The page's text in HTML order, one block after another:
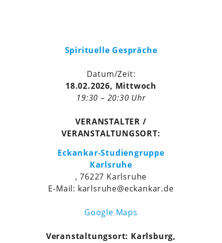
Spirituelle Gespräche
Datum/Zeit:
18.02.2026, Mittwoch
19:30 – 20:30 Uhr
VERANSTALTER /
VERANSTALTUNGSORT:
Eckankar-Studiengruppe
Karlsruhe
, 76227 Karlsruhe
E-Mail: karlsruhe@eckankar.de
Google Maps
Veranstaltungsort: Karlsburg,